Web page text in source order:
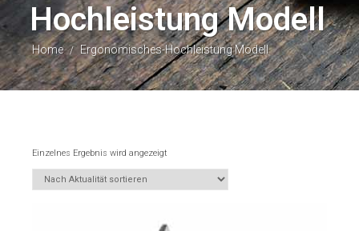
Hochleistung Modell
Home / Ergonomisches-Hochleistung Modell
Einzelnes Ergebnis wird angezeigt